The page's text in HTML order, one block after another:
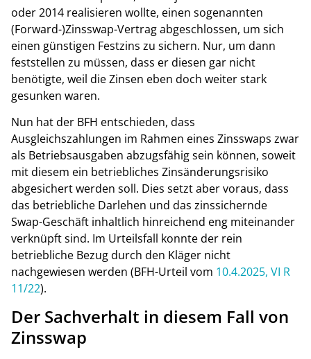
oder 2014 realisieren wollte, einen sogenannten
(Forward-)Zinsswap-Vertrag abgeschlossen, um sich
einen günstigen Festzins zu sichern. Nur, um dann
feststellen zu müssen, dass er diesen gar nicht
benötigte, weil die Zinsen eben doch weiter stark
gesunken waren.
Nun hat der BFH entschieden, dass
Ausgleichszahlungen im Rahmen eines Zinsswaps zwar
als Betriebsausgaben abzugsfähig sein können, soweit
mit diesem ein betriebliches Zinsänderungsrisiko
abgesichert werden soll. Dies setzt aber voraus, dass
das betriebliche Darlehen und das zinssichernde
Swap-Geschäft inhaltlich hinreichend eng miteinander
verknüpft sind. Im Urteilsfall konnte der rein
betriebliche Bezug durch den Kläger nicht
nachgewiesen werden (BFH-Urteil vom 10.4.2025, VI R
11/22).
Der Sachverhalt in diesem Fall von
Zinsswap